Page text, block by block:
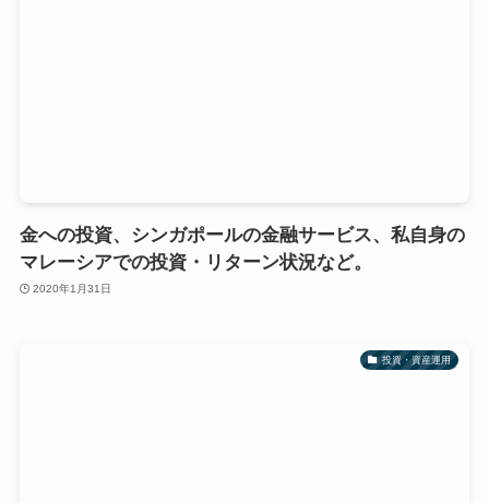
金への投資、シンガポールの金融サービス、私自身の
マレーシアでの投資・リターン状況など。
2020年1月31日
投資・資産運用